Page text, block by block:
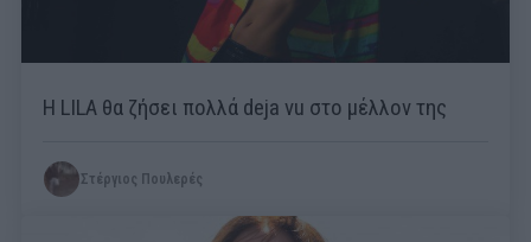
Η LILA θα ζήσει πολλά deja vu στο μέλλον της
Στέργιος Πουλερές